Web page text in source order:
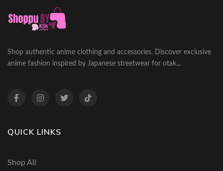
Shop authentic anime clothing and accessories. Discover exclusive
anime fashion inspired by Japanese streetwear for otak...
QUICK LINKS
Shop All